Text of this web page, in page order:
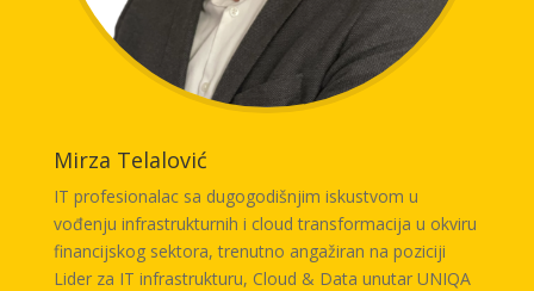
sa sektorom osiguranja u ulozi edukatora. Ima
dodatno iskustvo u obavljanju pravnih poslova u
javnom i privatnom sektoru.
Mirza Telalović
IT profesionalac sa dugogodišnjim iskustvom u
vođenju infrastrukturnih i cloud transformacija u okviru
financijskog sektora, trenutno angažiran na poziciji
Lider za IT infrastrukturu, Cloud & Data unutar UNIQA